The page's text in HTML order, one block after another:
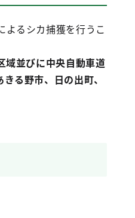
よるシカ捕獲を行うこ
域並びに中央自動車道
る野市、日の出町、